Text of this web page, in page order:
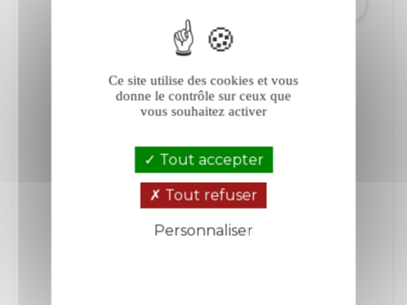
Ce site utilise des cookies et vous
donne le contrôle sur ceux que
vous souhaitez activer
Tout accepter
Tout refuser
Personnaliser